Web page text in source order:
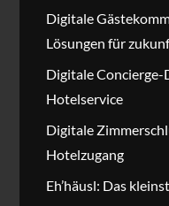
Digitale
Lösungen für
Digitale
Hotelservice
Digitale
Hotelzugang
Eh’häusl: Das